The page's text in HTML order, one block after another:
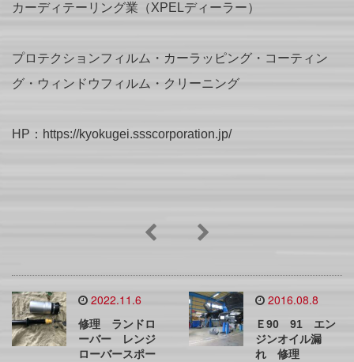
カーディテーリング業（XPELディーラー）
プロテクションフィルム・カーラッピング・コーティン
グ・ウィンドウフィルム・クリーニング
HP：https://kyokugei.ssscorporation.jp/
2022.11.6
修理 ランドロ
ーバー レンジ
ローバースポー
2016.08.8
Ｅ90 91 エン
ジンオイル漏
れ 修理